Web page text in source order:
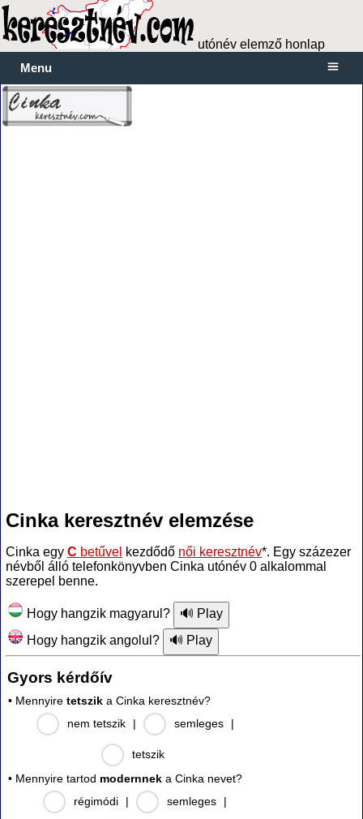
utónév elemző honlap
Menu
Cinka keresztnév elemzése
Cinka egy C betűvel kezdődő női keresztnév*. Egy százezer
névből álló telefonkönyvben Cinka utónév 0 alkalommal
szerepel benne.
Hogy hangzik magyarul?
Hogy hangzik angolul?
Gyors kérdőív
• Mennyire tetszik a Cinka keresztnév?
nem tetszik
| semleges |
tetszik
• Mennyire tartod modernnek a Cinka nevet?
régimódi
| semleges |